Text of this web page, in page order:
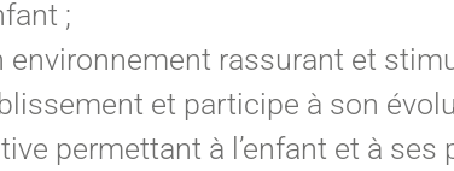
;
environnement rassurant et
et participe à son
permettant à l’enfant et à ses